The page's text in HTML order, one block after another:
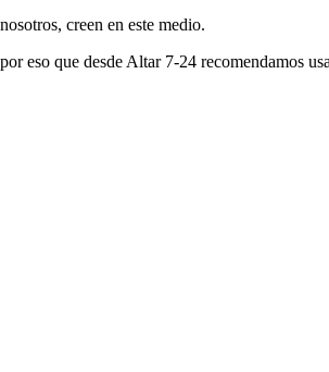
creen en este medio.
eso que desde Altar 7-24 recomendamos